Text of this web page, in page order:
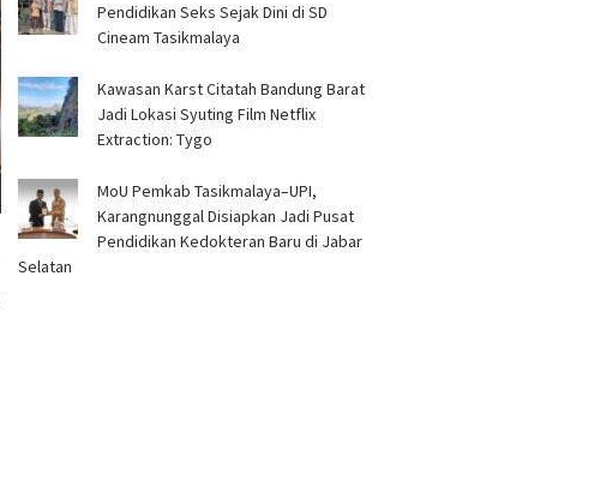
Pendidikan Seks Sejak Dini di SD
Cineam Tasikmalaya
Kawasan Karst Citatah Bandung Barat
Jadi Lokasi Syuting Film Netflix
Extraction: Tygo
MoU Pemkab Tasikmalaya–UPI,
Karangnunggal Disiapkan Jadi Pusat
Pendidikan Kedokteran Baru di Jabar
Selatan